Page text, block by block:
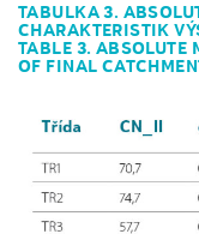
TABULKA 3.
CHARAKTERISTIK
TABLE 3. ABSOLUTE
OF FINAL